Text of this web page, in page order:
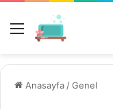
Menü
Anasayfa /Genel